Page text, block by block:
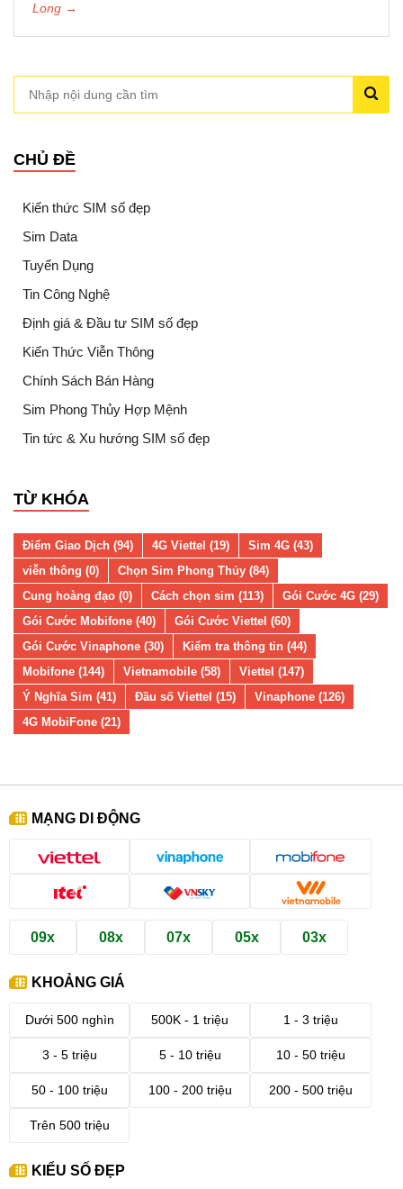
Long →
CHỦ ĐỀ
Kiến thức SIM số đẹp
Sim Data
Tuyển Dụng
Tin Công Nghệ
Định giá & Đầu tư SIM số đẹp
Kiến Thức Viễn Thông
Chính Sách Bán Hàng
Sim Phong Thủy Hợp Mệnh
Tin tức & Xu hướng SIM số đẹp
TỪ KHÓA
Điểm Giao Dịch (94) 4G Viettel (19)
Sim 4G (43)
viễn thông (0)
Chọn Sim Phong Thủy (84)
Cung hoàng đạo (0)
Cách chọn sim (113)
Gói Cước 4G (29)
Gói Cước Mobifone (40)
Gói Cước Viettel (60)
Gói Cước Vinaphone (30)
Kiểm tra thông tin (44)
Mobifone (144)
Vietnamobile (58)
Viettel (147)
Ý Nghĩa Sim (41)
Đầu số Viettel (15)
Vinaphone (126)
4G MobiFone (21)
MẠNG DI ĐỘNG
09x 08x 07x 05x 03x
KHOẢNG GIÁ
Dưới 500 nghìn 500K - 1 triệu 1 - 3 triệu
3 - 5 triệu 5 - 10 triệu 10 - 50 triệu
50 - 100 triệu 100 - 200 triệu 200 - 500 triệu
Trên 500 triệu
KIỂU SỐ ĐẸP